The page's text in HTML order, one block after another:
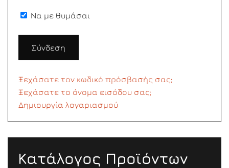
Να με θυμάσαι
Σύνδεση
Ξεχάσατε τον κωδικό πρόσβασής σας;
Ξεχάσατε το όνομα εισόδου σας;
Δημιουργία λογαριασμού
Κατάλογος Προϊόντων